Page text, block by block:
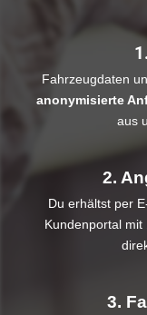
Fahrzeugdaten
anonymisierte
aus
2.
Du erhältst per
Kundenportal mit
3.